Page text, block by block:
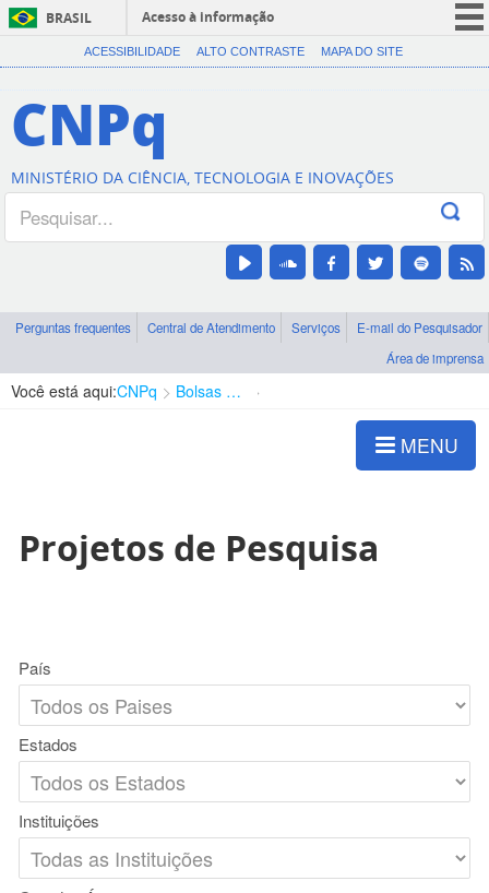
BRASIL
Acesso à informação
CORONAVÍRUS (COVID-19)
Canais
ACESSIBILIDADE ALTO CONTRASTE MAPA DO SITE
CNPq
MINISTÉRIO DA CIÊNCIA, TECNOLOGIA E INOVAÇÕES
Perguntas frequentes Central de Atendimento Serviços
E-mail do Pesquisador
Área de imprensa
Você está aqui:CNPq Bolsas e Auxílios Vigentes
MENU
Projetos de Pesquisa
País
Estados
Instituições